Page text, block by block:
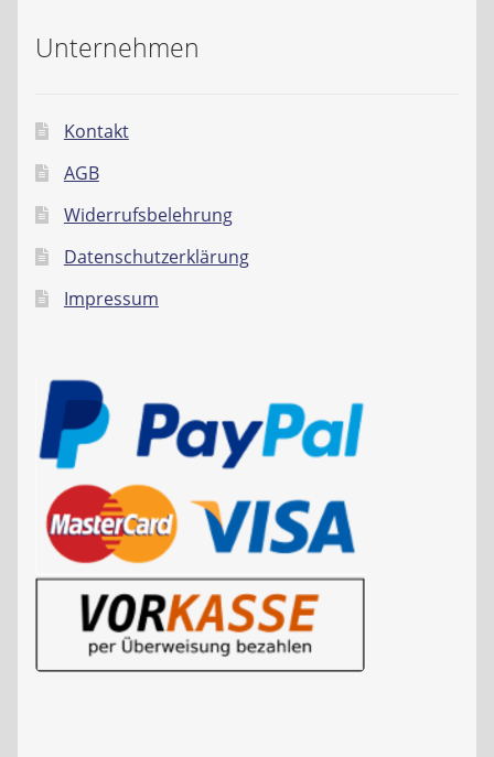
Unternehmen
Kontakt
AGB
Widerrufsbelehrung
Datenschutzerklärung
Impressum